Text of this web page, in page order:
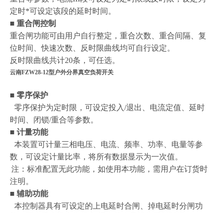
定时*可设定该段的延时时间。
■ 重合闸控制
重合闸功能可由用户自行整定，重合次数、重合间隔、复
位时间、快速次数、反时限曲线均可自行设定。
反时限曲线共计20条，可任选。
云南FZW28-12型户外分界真空负荷开关
■ 零序保护
零序保护为定时限，可设定投入/退出、电流定值、延时
时间、闭锁/重合等参数。
■ 计量功能
本装置可计量三相电压、电流、频率、功率、电量等参
数，可设定计量比率，将所有数据显示为一次值。
注：标准配置无此功能，如使用本功能，需用户在订货时
注明。
■ 辅助功能
本控制器具有可设定的上电延时合闸、掉电延时分闸功